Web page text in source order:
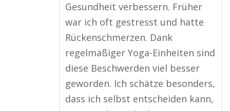
Gesundheit verbessern. Früher
war ich oft gestresst und hatte
Rückenschmerzen. Dank
regelmäßiger Yoga-Einheiten sind
diese Beschwerden viel besser
geworden. Ich schätze besonders,
dass ich selbst entscheiden kann,